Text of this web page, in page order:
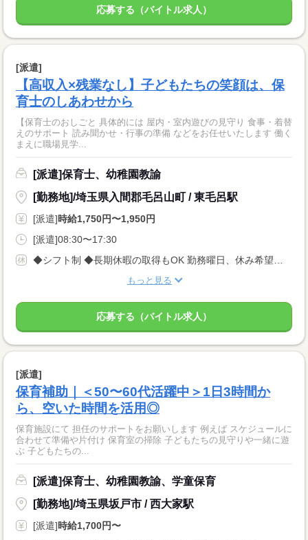
応募する（バイトル求人）
[派遣]
【高収入×残業なし】子どもたちの笑顔は、保
育士のしあわせから
【保育士のおしごと 具体的には 屋内・室内遊びの見守り 食事・着替
えのサポート 読み聞かせ・行事の準備 などをお任せいたします 働く
まえに職場見学...
[派遣]保育士、幼稚園教諭
[勤務地]/埼玉県入間郡毛呂山町 / 東毛呂駅
[派遣]時給1,750円〜1,950円
[派遣]08:30〜17:30
◆シフト制 ◆長期休暇の取得もOK 勤務曜日、休み希望はお気軽にご相談ください。 やむを得ない急なお休みにも理解のある職場です。
もっと見る
応募する（バイトル求人）
[派遣]
保育補助｜＜50〜60代活躍中＞1日3時間か
ら、空いた時間を活用◎
保育施設にて 担任のサポートをお願いします 例えば スケジュールに
合わせて準備や片付け 保育室の掃除 子どもたちの見守りや一緒に遊
ぶ 子どもたちの...
[派遣]保育士、幼稚園教諭、学童保育
[勤務地]/埼玉県坂戸市 / 西大家駅
[派遣]時給1,700円〜